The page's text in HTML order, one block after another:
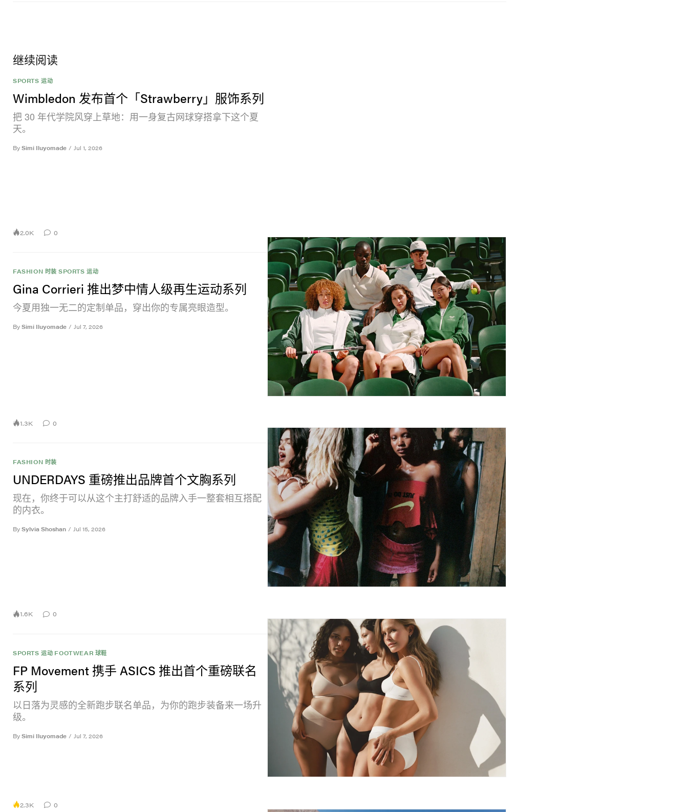
继续阅读
SPORTS 运动
Wimbledon 发布首个「Strawberry」服饰系列
把 30 年代学院风穿上草地：用一身复古网球穿搭拿下这个夏
天。
By Simi Iluyomade / Jul 1, 2026
2.0K 0
FASHION 时装 SPORTS 运动
Gina Corrieri 推出梦中情人级再生运动系列
今夏用独一无二的定制单品，穿出你的专属亮眼造型。
By Simi Iluyomade / Jul 7, 2026
1.3K 0
FASHION 时装
UNDERDAYS 重磅推出品牌首个文胸系列
现在，你终于可以从这个主打舒适的品牌入手一整套相互搭配
的内衣。
By Sylvia Shoshan / Jul 15, 2026
1.6K 0
SPORTS 运动 FOOTWEAR 球鞋
FP Movement 携手 ASICS 推出首个重磅联名
系列
以日落为灵感的全新跑步联名单品，为你的跑步装备来一场升
级。
By Simi Iluyomade / Jul 7, 2026
2.3K 0